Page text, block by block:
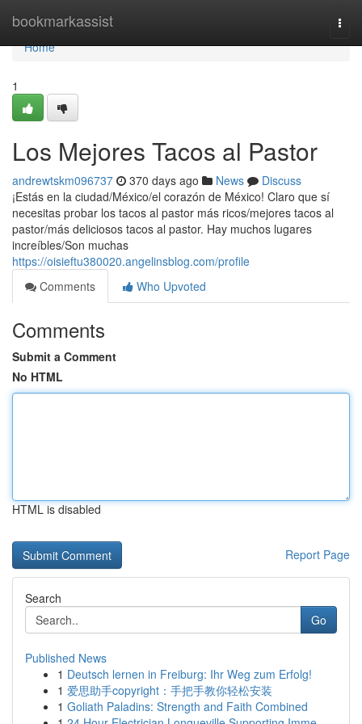
bookmarkassist
Home
Home
1
Los Mejores Tacos al Pastor
andrewtskm096737 370 days ago News
Discuss
¡Estás en la ciudad/México/el corazón de México! Claro que sí
necesitas probar los tacos al pastor más ricos/mejores tacos al
pastor/más deliciosos tacos al pastor. Hay muchos lugares
increíbles/Son muchas
https://oisieftu380020.angelinsblog.com/profile
Comments
Who Upvoted
Comments
Submit a Comment
No HTML
HTML is disabled
Report Page
Search
Go
Published News
1 Deutsch lernen in Freiburg: Ihr Weg zum Erfolg!
1 爱思助手copyright：手把手教你轻松安装
1 Goliath Paladins: Strength and Faith Combined